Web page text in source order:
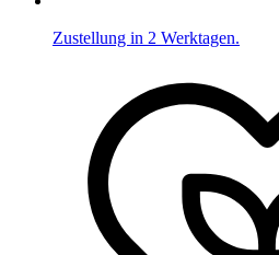
Zustellung in 2 Werktagen.